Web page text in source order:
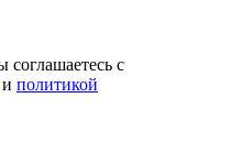
соглашаетесь с
и политикой